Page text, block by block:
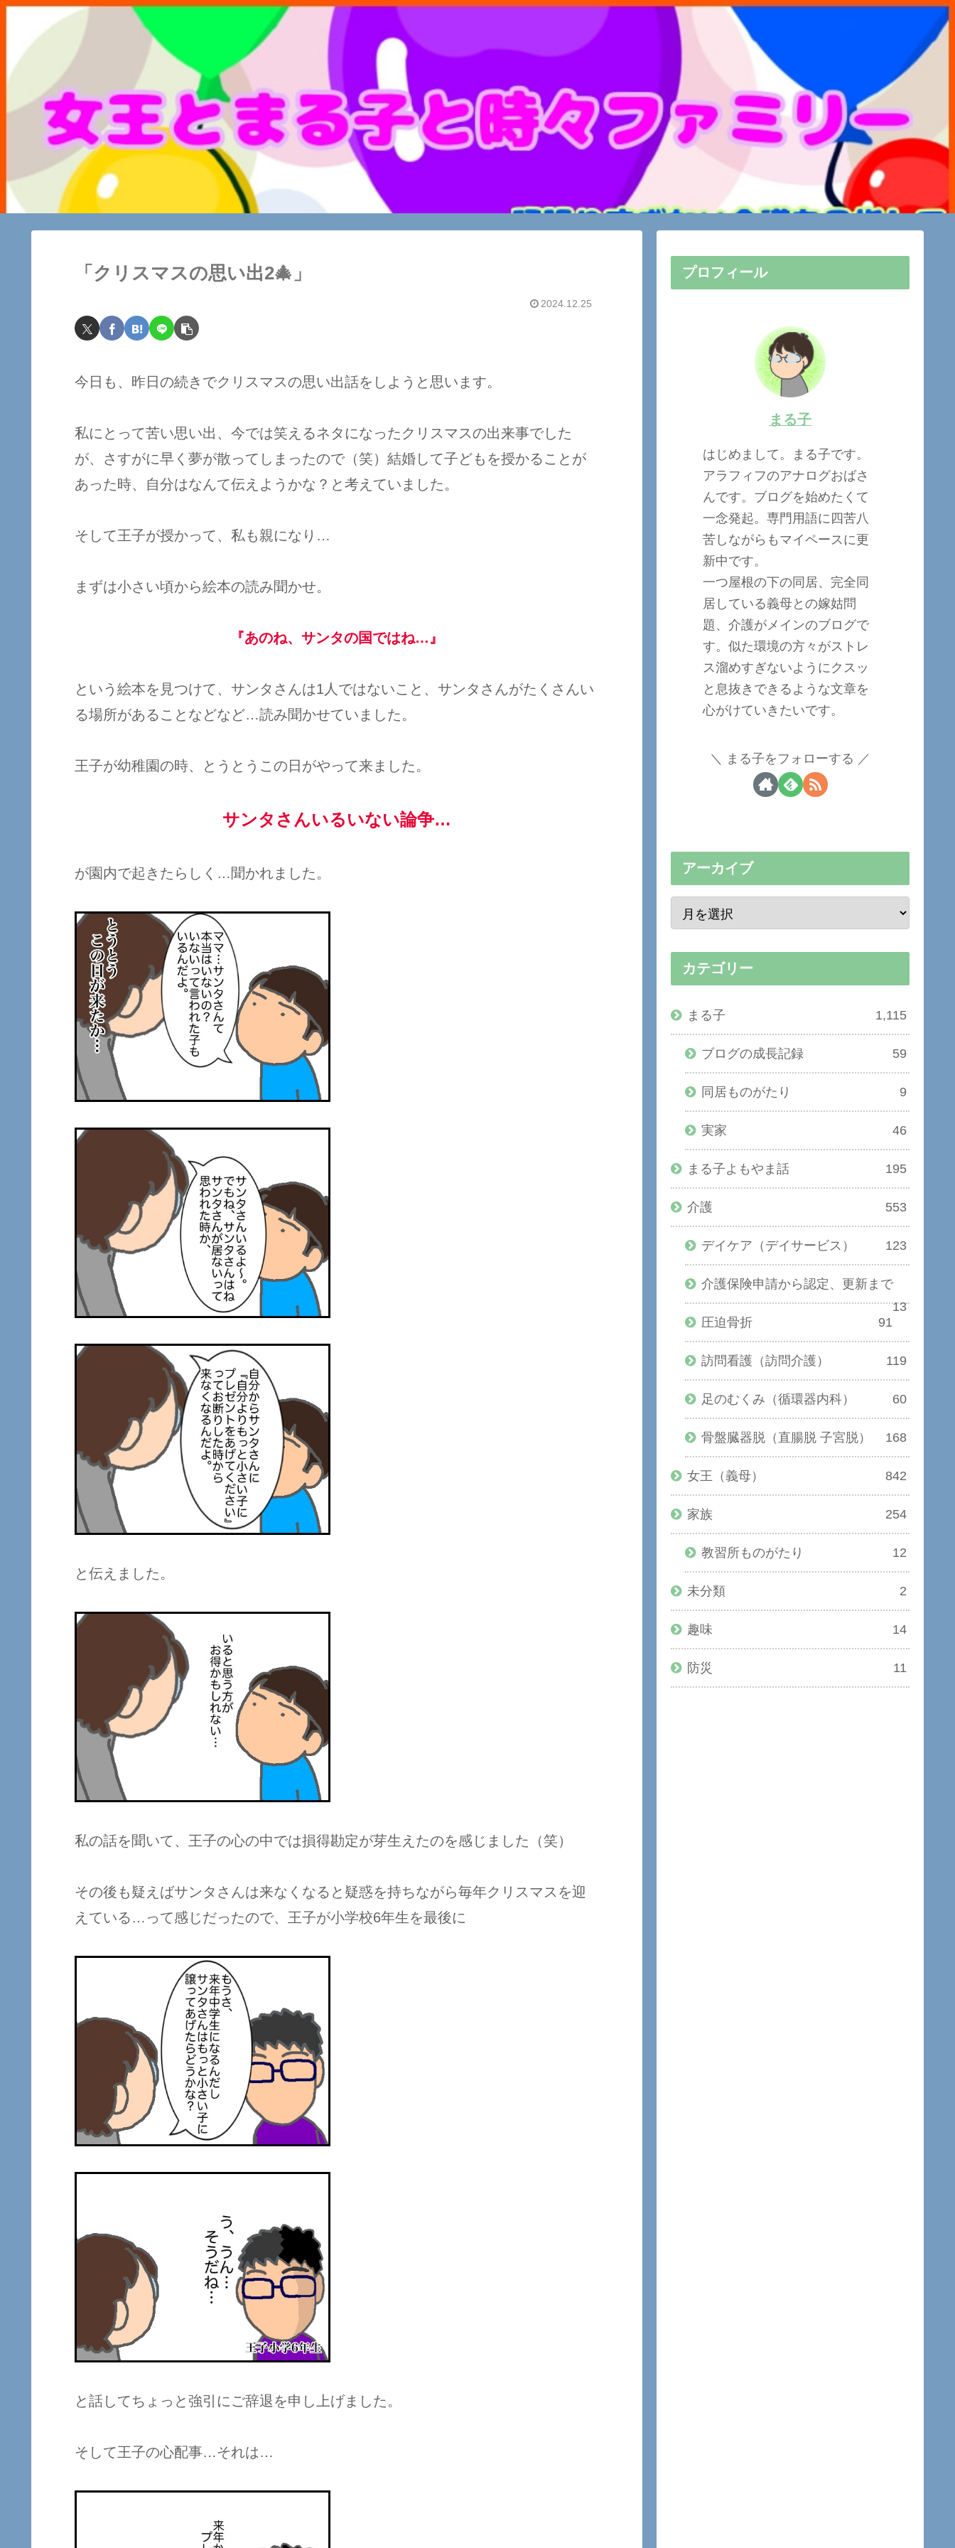
「クリスマスの思い出2🎄」
2024.12.25
今日も、昨日の続きでクリスマスの思い出話をしようと思います。
私にとって苦い思い出、今では笑えるネタになったクリスマスの出来事でした
が、さすがに早く夢が散ってしまったので（笑）結婚して子どもを授かることが
あった時、自分はなんて伝えようかな？と考えていました。
そして王子が授かって、私も親になり…
まずは小さい頃から絵本の読み聞かせ。
『あのね、サンタの国ではね…』
という絵本を見つけて、サンタさんは1人ではないこと、サンタさんがたくさんい
る場所があることなどなど…読み聞かせていました。
王子が幼稚園の時、とうとうこの日がやって来ました。
サンタさんいるいない論争…
が園内で起きたらしく…聞かれました。
と伝えました。
私の話を聞いて、王子の心の中では損得勘定が芽生えたのを感じました（笑）
その後も疑えばサンタさんは来なくなると疑惑を持ちながら毎年クリスマスを迎
えている…って感じだったので、王子が小学校6年生を最後に
と話してちょっと強引にご辞退を申し上げました。
そして王子の心配事…それは…
プロフィール
まる子
はじめまして。まる子です。
アラフィフのアナログおばさ
んです。ブログを始めたくて
一念発起。専門用語に四苦八
苦しながらもマイペースに更
新中です。
一つ屋根の下の同居、完全同
居している義母との嫁姑問
題、介護がメインのブログで
す。似た環境の方々がストレ
ス溜めすぎないようにクスッ
と息抜きできるような文章を
心がけていきたいです。
まる子をフォローする
アーカイブ
カテゴリー
まる子 1,115
ブログの成長記録 59
同居ものがたり 9
実家 46
まる子よもやま話 195
介護 553
デイケア（デイサービス） 123
介護保険申請から認定、更新まで
13
圧迫骨折
91
訪問看護（訪問介護） 119
足のむくみ（循環器内科） 60
骨盤臓器脱（直腸脱 子宮脱） 168
女王（義母） 842
家族 254
教習所ものがたり 12
未分類 2
趣味 14
防災 11